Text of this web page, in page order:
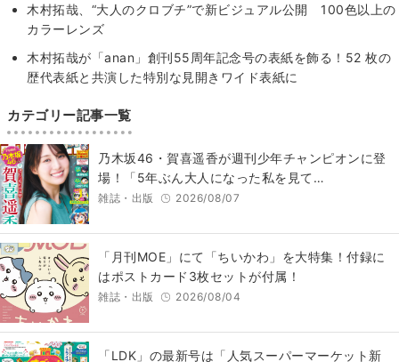
木村拓哉、“大人のクロブチ”で新ビジュアル公開 100色以上の
カラーレンズ
木村拓哉が「anan」創刊55周年記念号の表紙を飾る！52 枚の
歴代表紙と共演した特別な見開きワイド表紙に
カテゴリー記事一覧
乃木坂46・賀喜遥香が週刊少年チャンピオンに登
場！「5年ぶん大人になった私を見て…
雑誌・出版 2026/08/07
「月刊MOE」にて「ちいかわ」を大特集！付録に
はポストカード3枚セットが付属！
雑誌・出版 2026/08/04
「LDK」の最新号は「人気スーパーマーケット新